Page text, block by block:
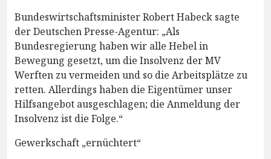
Bundeswirtschaftsminister Robert Habeck sagte
der Deutschen Presse-Agentur: „Als
Bundesregierung haben wir alle Hebel in
Bewegung gesetzt, um die Insolvenz der MV
Werften zu vermeiden und so die Arbeitsplätze zu
retten. Allerdings haben die Eigentümer unser
Hilfsangebot ausgeschlagen; die Anmeldung der
Insolvenz ist die Folge.“
Gewerkschaft „ernüchtert“